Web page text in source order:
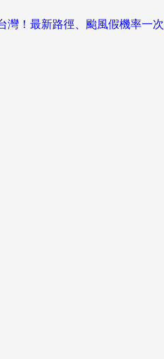
灣！最新路徑、颱風假機率一次